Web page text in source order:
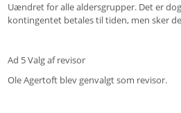
Uændret for alle aldersgrupper. Det er
kontingentet betales til tiden, men sker
Ad 5 Valg af revisor
Ole Agertoft blev genvalgt som revisor.